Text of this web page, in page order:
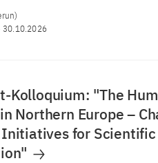
30.10.2026
Kolloquium: "The
Northern Europe –
Initiatives for Scientific